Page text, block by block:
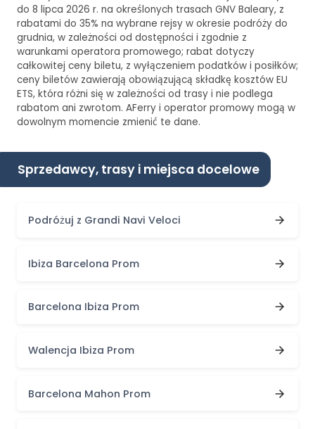
do 8 lipca 2026 r. na określonych trasach GNV Baleary, z
rabatami do 35% na wybrane rejsy w okresie podróży do
grudnia, w zależności od dostępności i zgodnie z
warunkami operatora promowego; rabat dotyczy
całkowitej ceny biletu, z wyłączeniem podatków i posiłków;
ceny biletów zawierają obowiązującą składkę kosztów EU
ETS, która różni się w zależności od trasy i nie podlega
rabatom ani zwrotom. AFerry i operator promowy mogą w
dowolnym momencie zmienić te dane.
Sprzedawcy, trasy i miejsca docelowe
Podróżuj z Grandi Navi Veloci
Ibiza Barcelona Prom
Barcelona Ibiza Prom
Walencja Ibiza Prom
Barcelona Mahon Prom